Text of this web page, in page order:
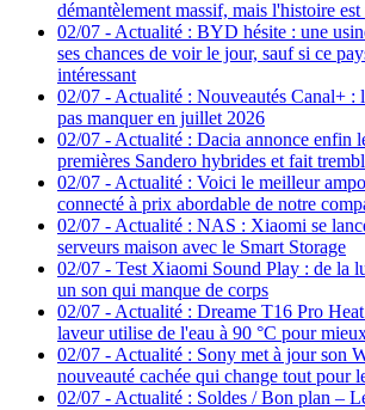
démantèlement massif, mais l'histoire
02/07 - Actualité : BYD hésite : une
ses chances de voir le jour, sauf si ce
intéressant
02/07 - Actualité : Nouveautés Canal+ :
pas manquer en juillet 2026
02/07 - Actualité : Dacia annonce enfin
premières Sandero hybrides et fait
02/07 - Actualité : Voici le meilleur
connecté à prix abordable de notre
02/07 - Actualité : NAS : Xiaomi se
serveurs maison avec le Smart Storage
02/07 - Test Xiaomi Sound Play : de la
un son qui manque de corps
02/07 - Actualité : Dreame T16 Pro
laveur utilise de l'eau à 90 °C pour
02/07 - Actualité : Sony met à jour son
nouveauté cachée qui change tout pour
02/07 - Actualité : Soldes / Bon plan –